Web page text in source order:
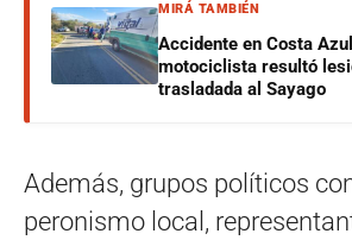
MIRÁ TAMBIÉN
Accidente en Costa
motociclista resultó
trasladada al Sayago
Además, grupos políticos
peronismo local,